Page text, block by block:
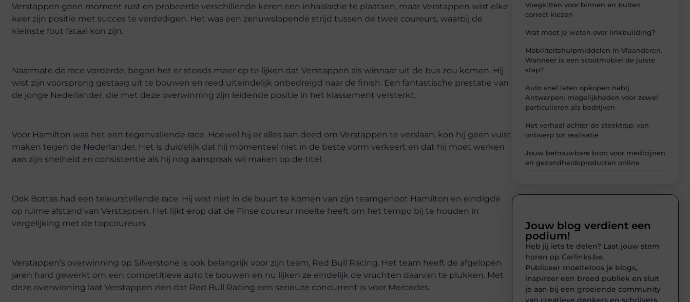
Verstappen geen moment rust en probeerde verschillende keren een inhaalactie te plaatsen, maar Verstappen wist elke
keer zijn positie met succes te verdedigen. Het was een zenuwslopende strijd tussen de twee coureurs, waarbij de
kleinste fout fataal kon zijn.
Naarmate de race vorderde, begon het er steeds meer op te lijken dat Verstappen als winnaar uit de bus zou komen. Hij
wist zijn voorsprong gestaag uit te bouwen en reed uiteindelijk onbedreigd naar de finish. Een fantastische prestatie van
de jonge Nederlander, die met deze overwinning zijn leidende positie in het klassement versterkt.
Voor Hamilton was het een tegenvallende race. Hoewel hij er alles aan deed om Verstappen te verslaan, kon hij geen vuist
maken tegen de Nederlander. Het is duidelijk dat hij momenteel niet in de beste vorm verkeert en dat hij moet werken
aan zijn snelheid en consistentie als hij nog aanspraak wil maken op de titel.
Ook Bottas had een teleurstellende race. Hij wist niet in de buurt te komen van zijn teamgenoot Hamilton en eindigde
op ruime afstand van Verstappen. Het lijkt erop dat de Finse coureur moeite heeft om het tempo bij te houden in
vergelijking met de topcoureurs.
Verstappen’s overwinning op Silverstone is ook belangrijk voor zijn team, Red Bull Racing. Het team heeft de afgelopen
jaren hard gewerkt om een competitieve auto te bouwen en nu lijken ze eindelijk de vruchten daarvan te plukken. Met
deze overwinning laat Verstappen zien dat Red Bull Racing een serieuze concurrent is voor Mercedes.
Voegkitten voor binnen en buiten
correct kiezen
Wat moet je weten over linkbuilding?
Mobiliteitshulpmiddelen in Vlaanderen.
Wanneer is een scootmobiel de juiste
stap?
Auto snel laten opkopen nabij
Antwerpen: mogelijkheden voor zowel
particulieren als bedrijven
Het verhaal achter de steektrap: van
ontwerp tot realisatie
Jouw betrouwbare bron voor medicijnen
en gezondheidsproducten online
Jouw blog verdient een
podium!
Heb jij iets te delen? Laat jouw stem
horen op Carlinks.be.
Publiceer moeiteloos je blogs,
inspireer een breed publiek en sluit
je aan bij een groeiende community
van creatieve denkers en schrijvers.